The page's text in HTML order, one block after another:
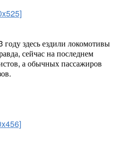
здесь ездили локомотивы
сейчас на последнем
а обычных пассажиров